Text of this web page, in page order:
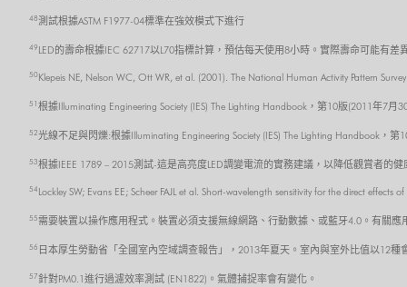
48 測試根據ASTM F1977-04標準在強效模式下進行
49 LED的壽命根據IEC 62717以L70指標計算，預估每天使用8小時。實際壽命可能有差
50Klepeis NE, Nelson WC, Ott WR, et al. (2001). The National Human Activity Pattern
51 根據Illuminating Engineering Society (IES) The Lighting Handbook，第10版(2011年7月
52光線不足與閃爍:根據Illuminating Engineering Society (IES) The Lighting Handbook，
53根據IEEE 1789 – 2015測試-這是高亮度LED調變電流的實務建議，以降低觀賞者的健
54 Lockley SW; Evans EE; Scheer FAJL et al. Short-wavelength sensitivity for the direct
55 需要裝置以操作應用程式。裝置必須支援無線網路、行動數據、或藍牙4.0。有關
56 日本厚生勞動省「全國室內空域調查報告」，2013年夏天。室內與室外比值以12
57 針對PM0.1進行過濾效率測試 (EN1822)。氣體捕捉率會有變化。